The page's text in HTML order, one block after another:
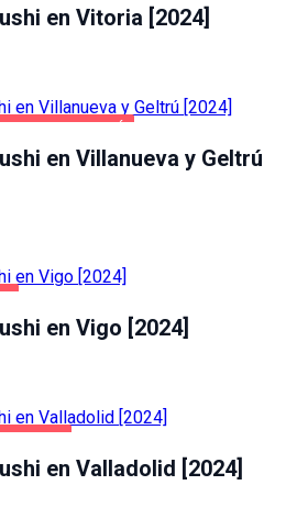
en Vitoria [2024]
Y GELTRÚ
en Villanueva y Geltrú
en Vigo [2024]
en Valladolid [2024]